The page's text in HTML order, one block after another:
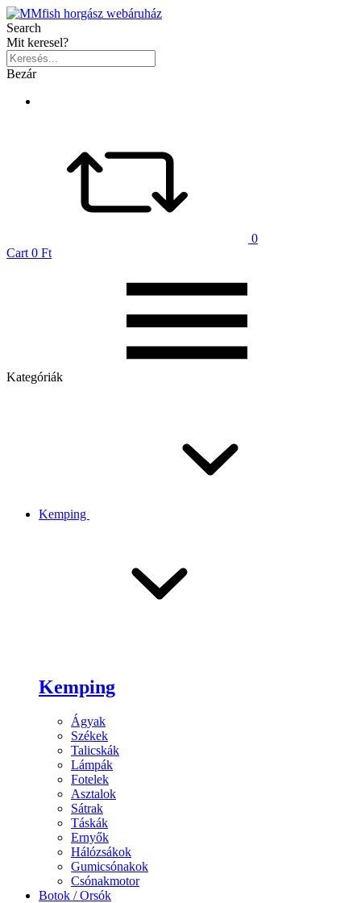
Search
Mit keresel?
Bezár
0
Cart 0 Ft
Kategóriák
Kemping
Kemping
Ágyak
Székek
Talicskák
Lámpák
Fotelek
Asztalok
Sátrak
Táskák
Ernyők
Hálózsákok
Gumicsónakok
Csónakmotor
Botok / Orsók